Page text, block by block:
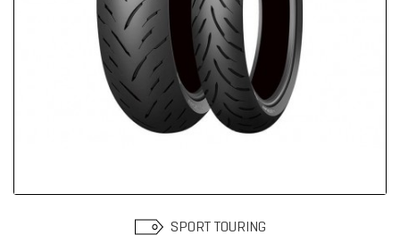
Suchen
SPORT TOURING